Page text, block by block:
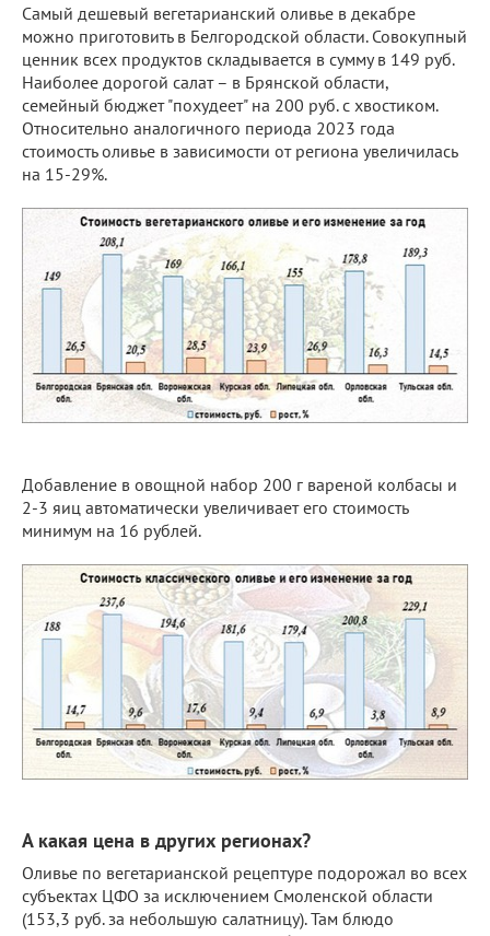
Самый дешевый вегетарианский оливье в декабре
можно приготовить в Белгородской области. Совокупный
ценник всех продуктов складывается в сумму в 149 руб.
Наиболее дорогой салат – в Брянской области,
семейный бюджет "похудеет" на 200 руб. с хвостиком.
Относительно аналогичного периода 2023 года
стоимость оливье в зависимости от региона увеличилась
на 15-29%.
Добавление в овощной набор 200 г вареной колбасы и
2-3 яиц автоматически увеличивает его стоимость
минимум на 16 рублей.
А какая цена в других регионах?
Оливье по вегетарианской рецептуре подорожал во всех
субъектах ЦФО за исключением Смоленской области
(153,3 руб. за небольшую салатницу). Там блюдо